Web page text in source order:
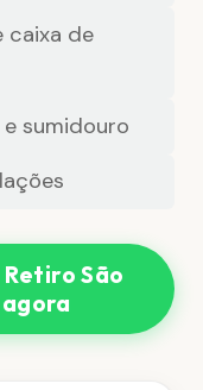
caixa de
sumidouro
São